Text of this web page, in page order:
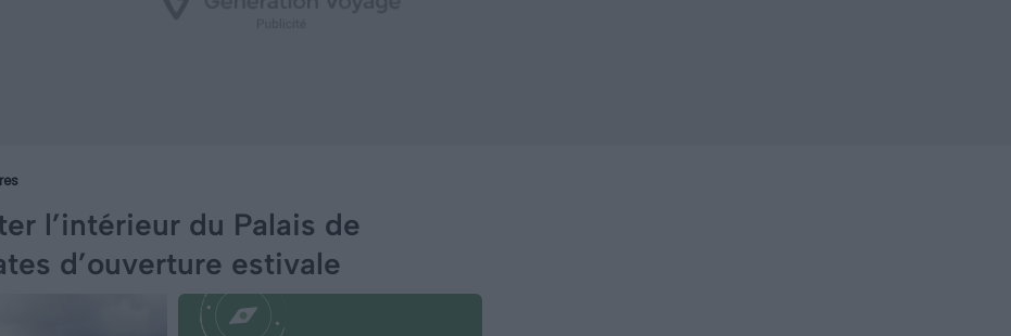
l’intérieur du Palais de
d’ouverture estivale